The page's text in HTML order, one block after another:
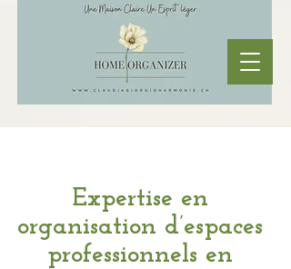
Expertise en
organisation d’espaces
professionnels en